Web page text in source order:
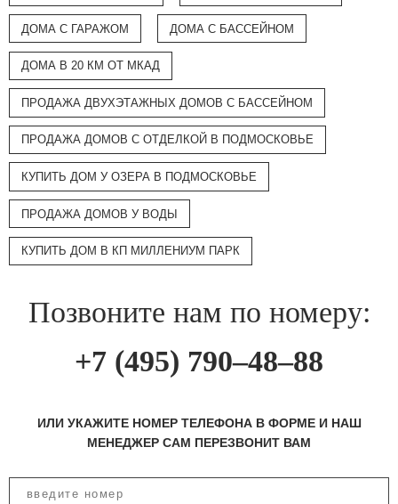
ДОМА С ГАРАЖОМ ДОМА С БАССЕЙНОМ
ДОМА В 20 КМ ОТ МКАД
ПРОДАЖА ДВУХЭТАЖНЫХ ДОМОВ С БАССЕЙНОМ
ПРОДАЖА ДОМОВ С ОТДЕЛКОЙ В ПОДМОСКОВЬЕ
КУПИТЬ ДОМ У ОЗЕРА В ПОДМОСКОВЬЕ
ПРОДАЖА ДОМОВ У ВОДЫ
КУПИТЬ ДОМ В КП МИЛЛЕНИУМ ПАРК
Позвоните нам по номеру:
+7 (495) 790–48–88
ИЛИ УКАЖИТЕ НОМЕР ТЕЛЕФОНА В ФОРМЕ И НАШ
МЕНЕДЖЕР САМ ПЕРЕЗВОНИТ ВАМ